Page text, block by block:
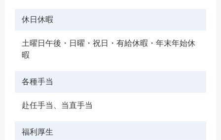
休日休暇
土曜日午後・日曜・祝日・有給休暇・年末年始休
暇
各種手当
赴任手当、当直手当
福利厚生